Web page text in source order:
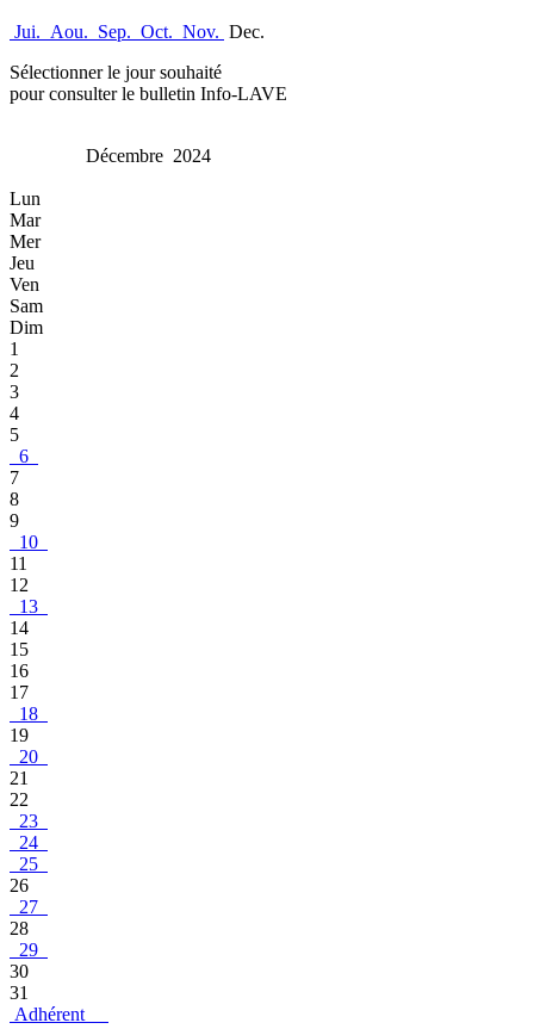
Jui. Aou. Sep. Oct. Nov. Dec.
Sélectionner le jour souhaité
pour consulter le bulletin Info-LAVE
Décembre 2024
Lun
Mar
Mer
Jeu
Ven
Sam
Dim
1
2
3
4
5
6
7
8
9
10
11
12
13
14
15
16
17
18
19
20
21
22
23
24
25
26
27
28
29
30
31
Adhérent